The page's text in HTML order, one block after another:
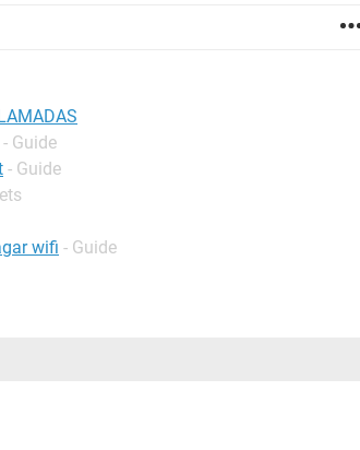
- Guide
- Guide
wifi - Guide